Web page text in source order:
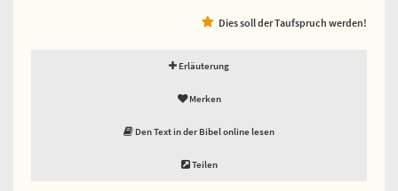
Dies soll der Taufspruch werden!
Erläuterung
Merken
Den Text in der Bibel online lesen
Teilen